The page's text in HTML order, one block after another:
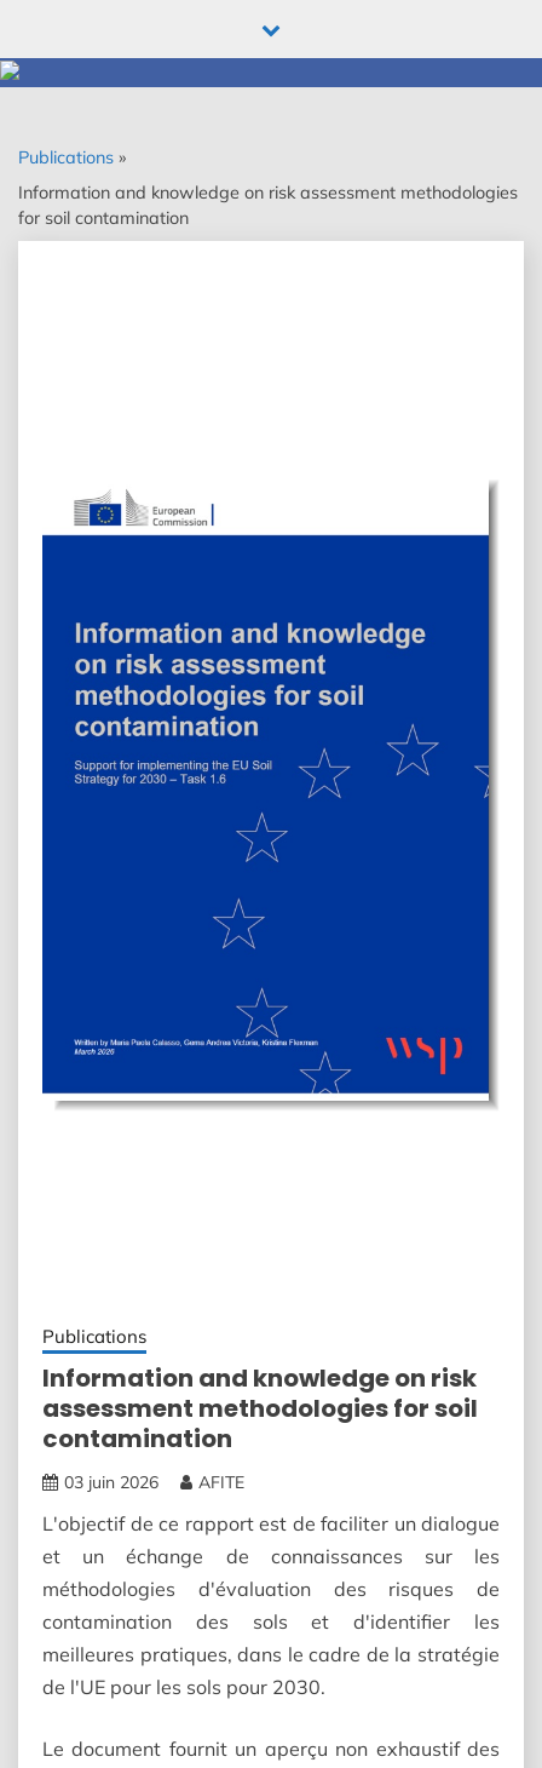
content
Publications »
Information and knowledge on risk assessment methodologies
for soil contamination
Publications
Information and knowledge on risk
assessment methodologies for soil
contamination
03 juin 2026 AFITE
L'objectif de ce rapport est de faciliter un dialogue
et un échange de connaissances sur les
méthodologies d'évaluation des risques de
contamination des sols et d'identifier les
meilleures pratiques, dans le cadre de la stratégie
de l'UE pour les sols pour 2030.
Le document fournit un aperçu non exhaustif des